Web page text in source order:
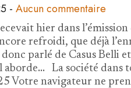
- Aucun commentaire
hier dans
refroidi, que déjà
parlé de Casus Belli
aborde... La société dans
Votre navigateur ne